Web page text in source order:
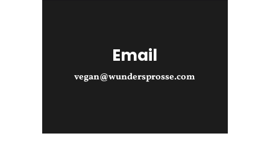
Email
vegan@wundersprosse.com